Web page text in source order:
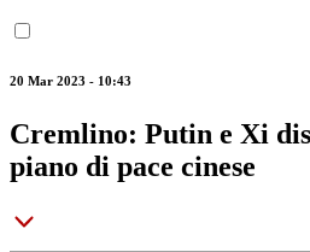
20 Mar 2023 - 10:43
Cremlino: Putin e Xi
piano di pace cinese